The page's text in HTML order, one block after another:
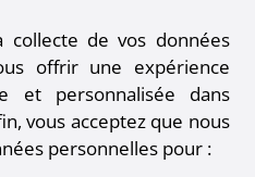
collecte de vos données
offrir une expérience
et personnalisée dans
vous acceptez que nous
personnelles pour :